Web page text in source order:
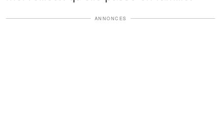
ANNONCES